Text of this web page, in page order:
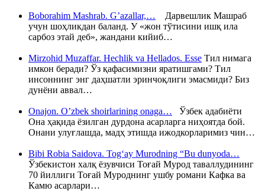
Boborahim Mashrab. G’azallar,… Дарвешлик Машраб
учун шоҳликдан баланд. У «жон тўтисини ишқ ила
сарбоз этай деб», жандани кийиб…
Mirzohid Muzaffar. Hechlik va Hellados. Esse Тил нимага
имкон беради? Ўз қафасимизни яратишгами? Тил
инсоннинг энг даҳшатли эринчоқлиги эмасмиди? Биз
дунёни аввал…
Onajon. O’zbek shoirlarining onaga… Ўзбек адабиёти
Она ҳақида ёзилган дурдона асарларга ниҳоятда бой.
Онани улуғлашда, мадҳ этишда ижодкорларимиз чин…
Bibi Robia Saidova. Tog‘ay Murodning “Bu dunyoda…
Ўзбекистон халқ ёзувчиси Тоғай Мурод таваллудининг
70 йиллиги Тоғай Муроднинг ушбу романи Кафка ва
Камю асарлари…